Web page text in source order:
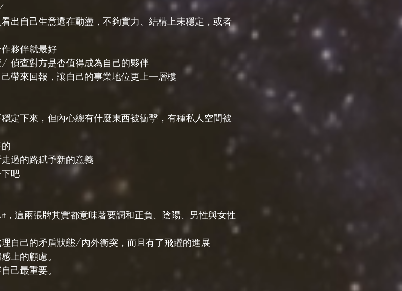
出自己生意還在動盪，不夠實力、結構上未穩定，或者
夥伴就最好
偵查對方是否值得成為自己的夥伴
帶來回報，讓自己的事業地位更上一層樓
定下來，但內心總有什麼東西被衝擊，有種私人空間被
過的路賦予新的意義
吧
，這兩張牌其實都意味著要調和正負、陰陽、男性與女性
自己的矛盾狀態/內外衝突，而且有了飛躍的進展
上的顧慮。
己最重要。